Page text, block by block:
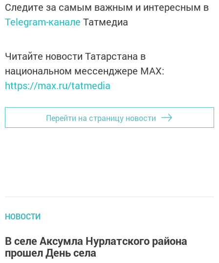
Следите за самым важным и интересным в
Telegram-канале Татмедиа
Читайте новости Татарстана в
национальном мессенджере MАХ:
https://max.ru/tatmedia
Перейти на страницу новости
НОВОСТИ
В селе Аксумла Нурлатского района
прошел День села